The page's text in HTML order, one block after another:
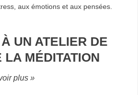
aux émotions et aux pensées.
UN ATELIER DE
LA MÉDITATION
plus »